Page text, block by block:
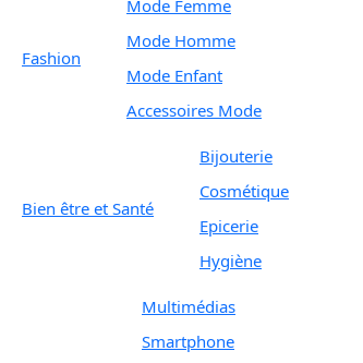
Fashion
Mode Femme
Mode Homme
Mode Enfant
Accessoires Mode
Bien être et Santé
Bijouterie
Cosmétique
Epicerie
Hygiène
Multimédias
Smartphone